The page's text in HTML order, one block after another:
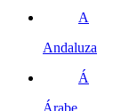
A
Andaluza
Á